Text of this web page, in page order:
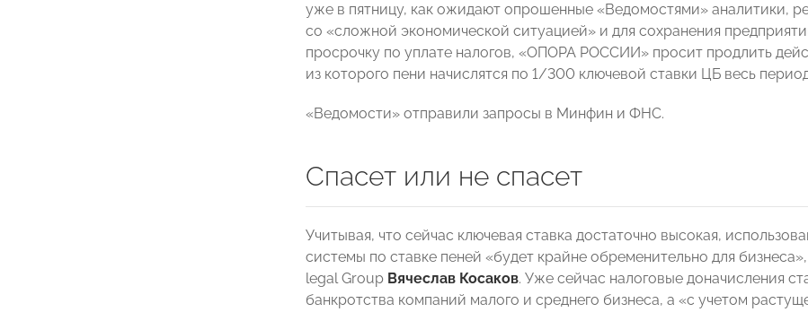
уже в пятницу, как ожидают опрошенные «Ведомостями» аналитики,
со «сложной экономической ситуацией» и для сохранения
просрочку по уплате налогов, «ОПОРА РОССИИ» просит продлить
из которого пени начислятся по 1/300 ключевой ставки ЦБ весь
«Ведомости» отправили запросы в Минфин и ФНС.
Спасет или не спасет
Учитывая, что сейчас ключевая ставка достаточно высокая,
системы по ставке пеней «будет крайне обременительно для
legal Group Вячеслав Косаков. Уже сейчас налоговые доначисления
банкротства компаний малого и среднего бизнеса, а «с учетом